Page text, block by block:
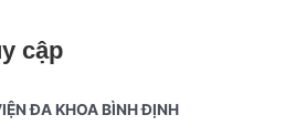
cập
ĐA KHOA BÌNH ĐỊNH